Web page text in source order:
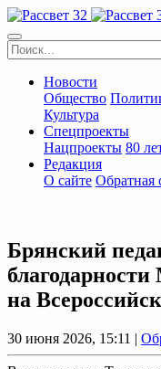
Новости
Общество
Культура
Спецпроекты
Нацпроекты 80
Редакция
О сайте Обратная
Брянский
на
30 июня 2026, 15:11 |